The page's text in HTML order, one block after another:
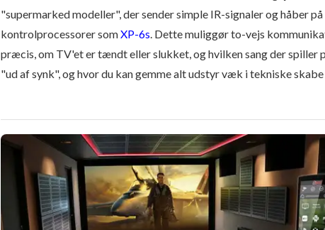
"supermarked modeller", der sender simple IR-signaler og håber
kontrolprocessorer somXP-6s. Dette muliggør to-vejs
præcis, om TV'et er tændt eller slukket, og hvilken sang der
"ud af synk", og hvor du kan gemme alt udstyr væk i tekniske